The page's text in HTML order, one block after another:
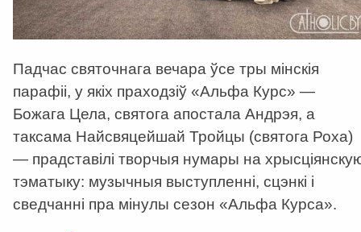
Падчас святочнага вечара ўсе тры мінскія
парафіі, у якіх праходзіў «Альфа Курс» —
Божага Цела, святога апостала Андрэя, а
таксама Найсвяцейшай Тройцы (святога Роха)
— прадставілі творчыя нумары на
тэматыку: музычныя выступленні, сцэнкі і
сведчанні пра мінулы сезон «Альфа Курса».